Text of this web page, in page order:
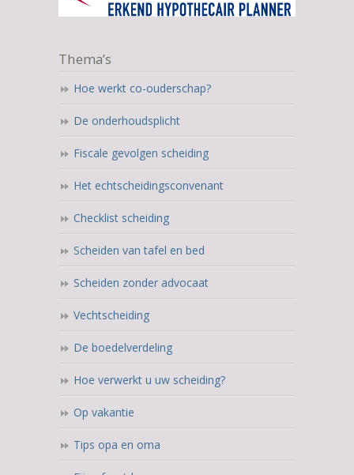
Thema’s
Hoe werkt co-ouderschap?
De onderhoudsplicht
Fiscale gevolgen scheiding
Het echtscheidingsconvenant
Checklist scheiding
Scheiden van tafel en bed
Scheiden zonder advocaat
Vechtscheiding
De boedelverdeling
Hoe verwerkt u uw scheiding?
Op vakantie
Tips opa en oma